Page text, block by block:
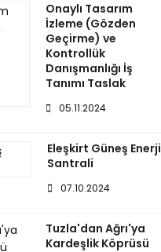
Onaylı Tasarım
İzleme (Gözden
Geçirme) ve
Kontrollük
Danışmanlığı İş
Tanımı Taslak
05.11.2024
Eleşkirt Güneş Enerji
Santrali
07.10.2024
Tuzla'dan Ağrı'ya
Kardeşlik Köprüsü